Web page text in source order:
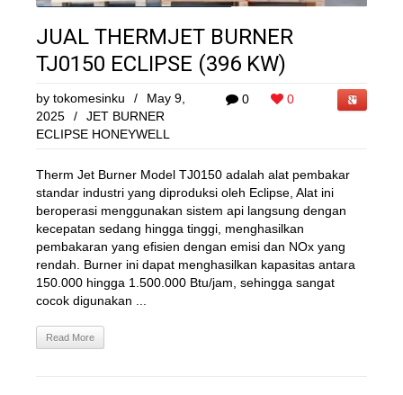
JUAL THERMJET BURNER
TJ0150 ECLIPSE (396 KW)
0 0
by tokomesinku /
May 9,
2025
/
JET BURNER
ECLIPSE HONEYWELL
Therm Jet Burner Model TJ0150 adalah alat pembakar
standar industri yang diproduksi oleh Eclipse, Alat ini
beroperasi menggunakan sistem api langsung dengan
kecepatan sedang hingga tinggi, menghasilkan
pembakaran yang efisien dengan emisi dan NOx yang
rendah. Burner ini dapat menghasilkan kapasitas antara
150.000 hingga 1.500.000 Btu/jam, sehingga sangat
cocok digunakan ...
Read More